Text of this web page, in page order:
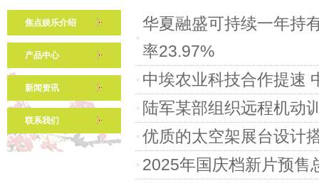
焦点娱乐介绍
产品中心
新闻资讯
联系我们
华夏融盛可持续一年持
率23.97%
中埃农业科技合作提速
陆军某部组织远程机动
优质的太空架展台设
2025年国庆档新片预售